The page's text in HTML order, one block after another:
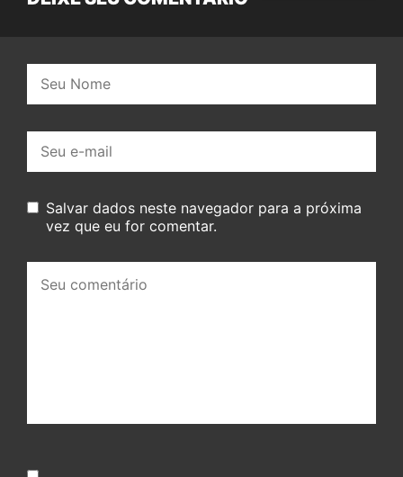
mail:
Salvar dados neste navegador para a próxima
vez que eu for comentar.
comentário: